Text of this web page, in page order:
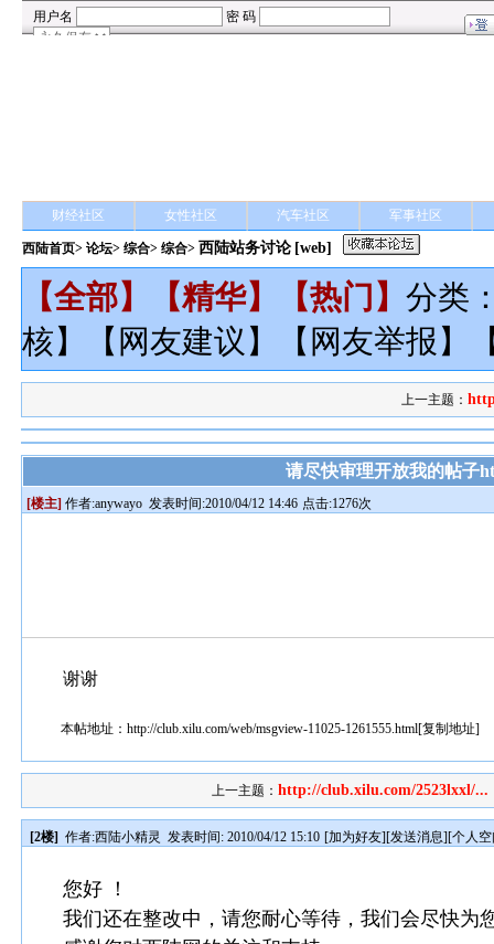
财经社区 女性社区 汽车社区 军事社区
西陆首页>论坛>综合> 综合> 西陆站务讨论 [web]
【全部】【精华】【热门 】分类
核】【 网友建议 】【 网友举报 】
上一主题：
请尽快审理开放我的帖子
[楼主] 作者:anywayo 发表时间:2010/04/12 14:46 点击:1276次
谢谢
本帖地址：http://club.xilu.com/web/msgview-11025-1261555.html[复制地址]
上一主题：http://club.xilu.com/2523lxxl/...
[2楼] 作者:西陆小精灵 发表时间: 2010/04/12 15:10 [加为好友][发送消息][个人
您好 ！
我们还在整改中，请您耐心等待，我们会尽快为